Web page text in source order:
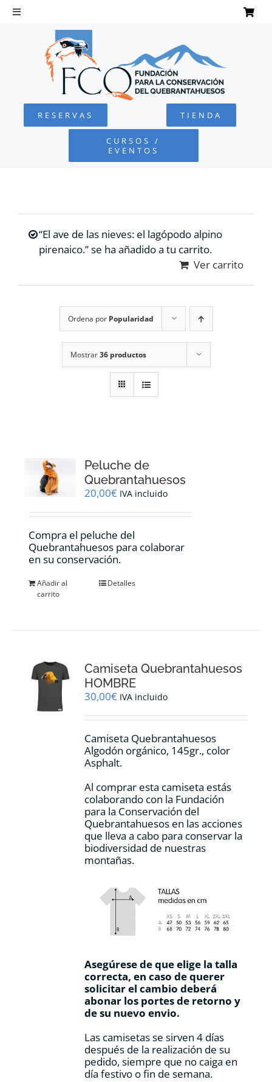
Saltar
Toggle
Navigation
QUEBRANTAHUESOS
FUNDACIÓN
COLABORA
RECURSOS
CONTACTO
RESERVAS TIENDA
CURSOS /
EVENTOS
“El ave de las nieves: el lagópodo alpino
pirenaico.” se ha añadido a tu carrito.
Ver carrito
Ordena por Popularidad
Mostrar36 productos
Peluche de
Quebrantahuesos
20,00€ IVA incluido
Compra el peluche del
Quebrantahuesos para colaborar
en su conservación.
Añadir al
carrito
Detalles
Camiseta Quebrantahuesos
HOMBRE
30,00€ IVA incluido
Camiseta Quebrantahuesos
Algodón orgánico, 145gr., color
Asphalt.
Al comprar esta camiseta estás
colaborando con la Fundación
para la Conservación del
Quebrantahuesos en las acciones
que lleva a cabo para conservar la
biodiversidad de nuestras
montañas.
Asegúrese de que elige la talla
correcta, en caso de querer
solicitar el cambio deberá
abonar los portes de retorno y
de su nuevo envio.
Las camisetas se sirven 4 días
después de la realización de su
pedido, siempre que no caiga en
día festivo o fin de semana.